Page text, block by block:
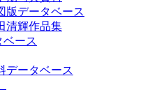
版データベース
清輝作品集
ース
データベース